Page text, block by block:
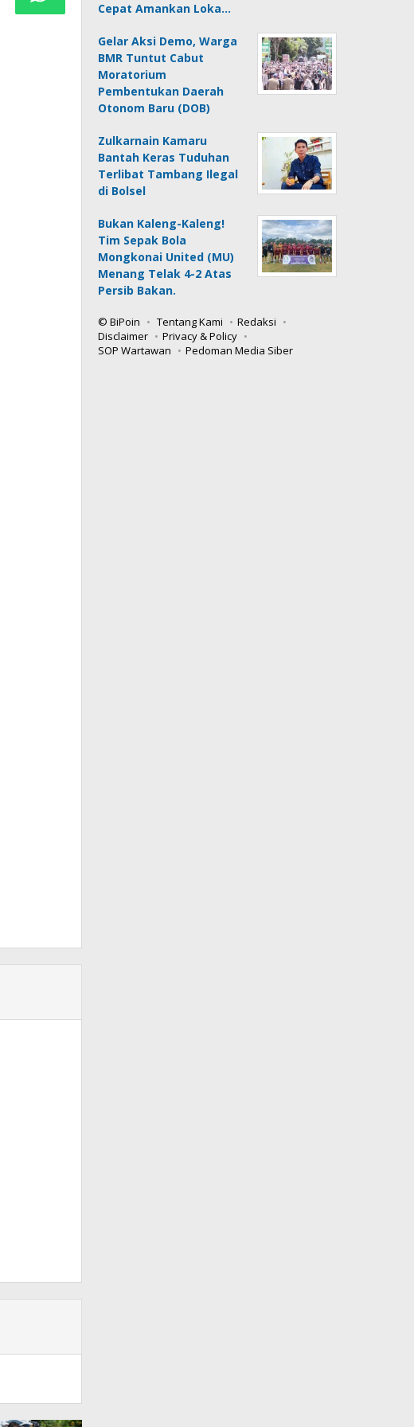
Cepat Amankan Loka…
Gelar Aksi Demo, Warga
BMR Tuntut Cabut
Moratorium
Pembentukan Daerah
Otonom Baru (DOB)
Zulkarnain Kamaru
Bantah Keras Tuduhan
Terlibat Tambang Ilegal
di Bolsel
Bukan Kaleng-Kaleng!
Tim Sepak Bola
Mongkonai United (MU)
Menang Telak 4-2 Atas
Persib Bakan.
© BiPoin Tentang Kami
Redaksi
Disclaimer
Privacy & Policy
SOP Wartawan
Pedoman Media Siber